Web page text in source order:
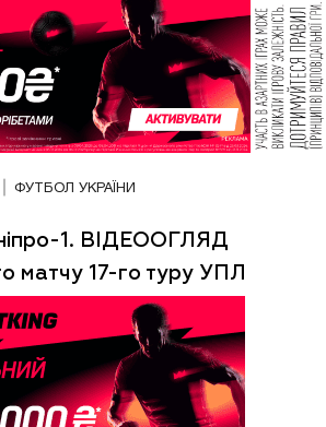
ФУТБОЛ УКРАЇНИ
1. ВІДЕООГЛЯД
матчу 17-го туру УПЛ